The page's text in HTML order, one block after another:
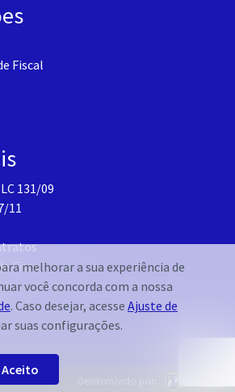
Fiscal
131/09
11
Fiscal
- Setor Pessoal
melhorar a sua experiência de
você concorda com a nossa
. Caso desejar, acesse Ajuste de
suas configurações.
Aceito